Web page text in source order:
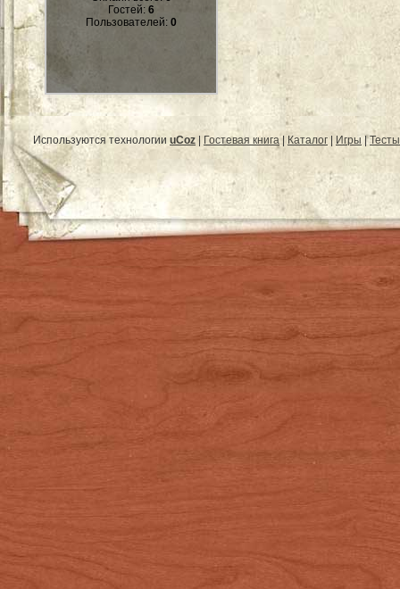
Гостей: 6
Пользователей: 0
Используются технологии uCoz Гостевая книга| Каталог Игры |Тесты